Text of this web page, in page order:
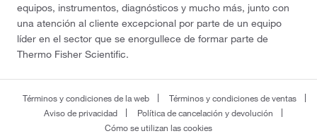
equipos, instrumentos, diagnósticos y mucho más, junto con
una atención al cliente excepcional por parte de un equipo
líder en el sector que se enorgullece de formar parte de
Thermo Fisher Scientific.
Términos y condiciones de la web
Términos y condiciones de ventas
Aviso de privacidad
Política de cancelación y devolución
Cómo se utilizan las cookies